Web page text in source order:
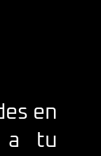
en
a tu